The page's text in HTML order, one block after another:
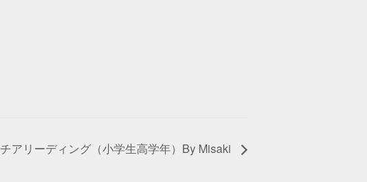
チアリーディング（小学生高学年）By Misaki